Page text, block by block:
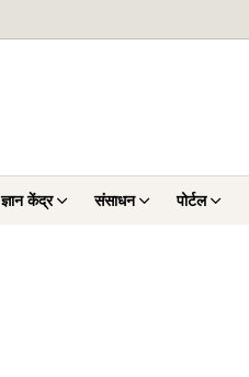
ज्ञान केंद्र संसाधन पोर्टल